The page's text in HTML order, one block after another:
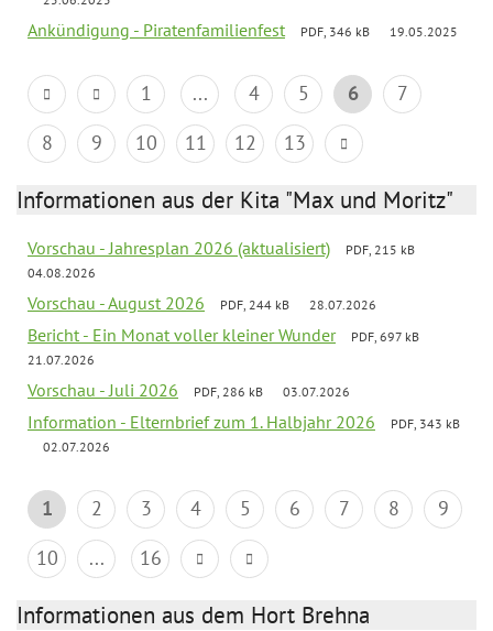
Ankündigung - Piratenfamilienfest PDF, 346 kB 19.05.2025
1 ... 4 5 6
7
8
9 10 11 12 13
Informationen aus der Kita "Max und Moritz"
Vorschau - Jahresplan 2026 (aktualisiert)
PDF, 215 kB
04.08.2026
Vorschau - August 2026 PDF, 244 kB 28.07.2026
Bericht - Ein Monat voller kleiner Wunder
PDF, 697 kB
21.07.2026
Vorschau - Juli 2026 PDF, 286 kB 03.07.2026
Information - Elternbrief zum 1. Halbjahr 2026
PDF, 343 kB
02.07.2026
1 2 3 4 5 6 7 8
9
10
... 16
Informationen aus dem Hort Brehna